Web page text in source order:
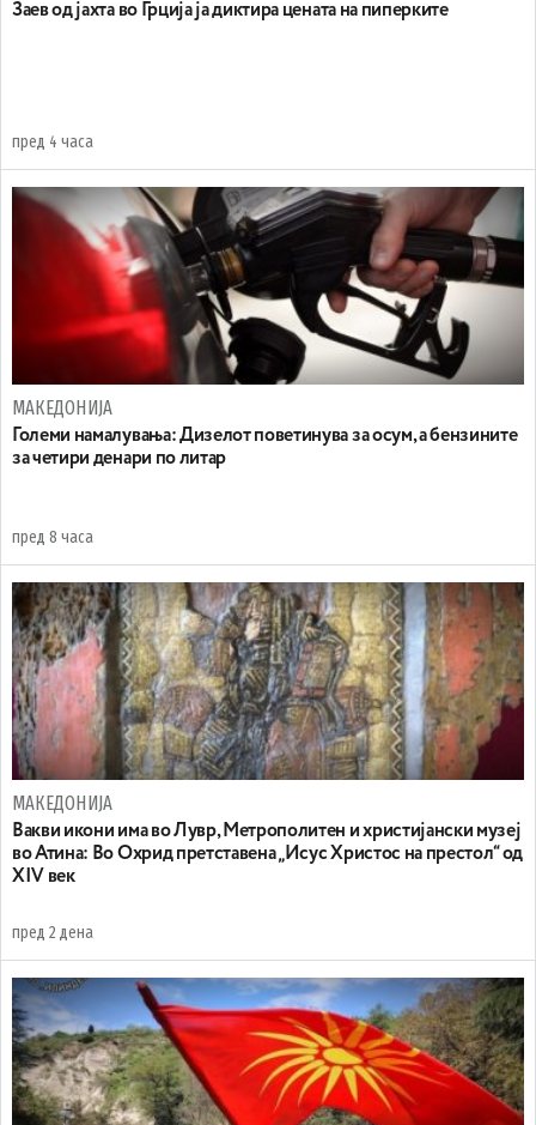
Заев од јахта во Грција ја диктира цената на пиперките
пред 4 часа
МАКЕДОНИЈА
Големи намалувања: Дизелот поветинува за осум, а бензините
за четири денари по литар
пред 8 часа
МАКЕДОНИЈА
Вакви икони има во Лувр, Метрополитен и христијански музеј
во Атина: Во Охрид претставена „Исус Христос на престол“ од
XIV век
пред 2 дена